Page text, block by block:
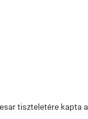
tiszteletére kapta a